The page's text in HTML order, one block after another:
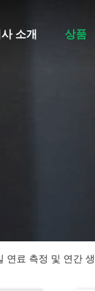
소개 상품
연료 측정 및 연간